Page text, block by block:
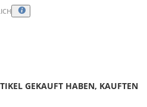
GEKAUFT HABEN, KAUFTEN